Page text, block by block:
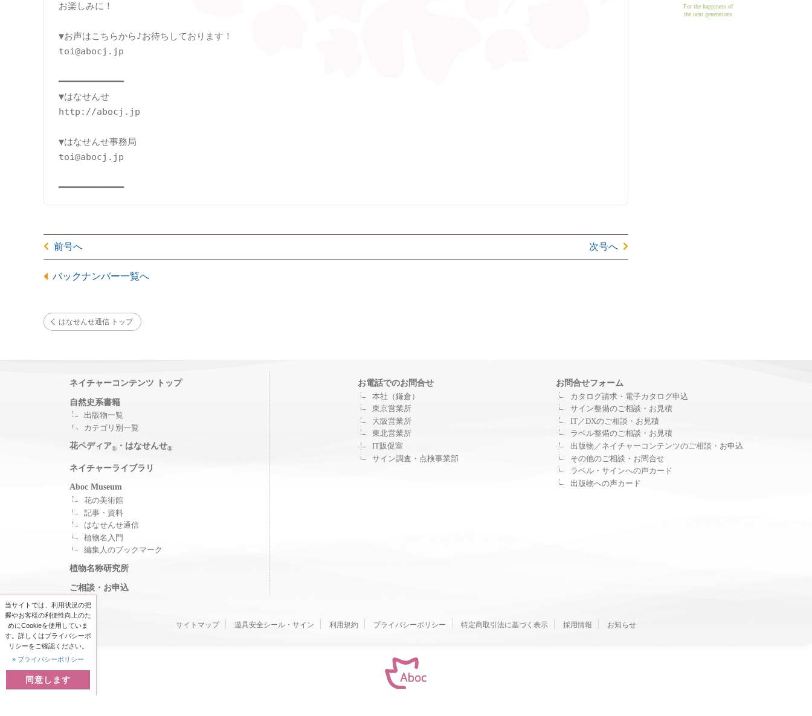
当サイトでは、利用状況の把
握やお客様の利便性向上のた
めにCookieを使用していま
す。詳しくはプライバシーポ
リシーをご確認ください。
» プライバシーポリシー
同意します
お楽しみに！
▼お声はこちらから♪お待ちしております！
toi@abocj.jp
━━━━━━━━━━━━
▼はなせんせ
http://abocj.jp
▼はなせんせ事務局
toi@abocj.jp
前号へ 次号へ
バックナンバー一覧へ
はなせんせ通信 トップ
For the happiness of
the next generations
ネイチャーコンテンツ トップ
自然史系書籍
出版物一覧
カテゴリ別一覧
花ペディア®・はなせんせ®
ネイチャーライブラリ
Aboc Museum
花の美術館
記事・資料
はなせんせ通信
植物名入門
編集人のブックマーク
植物名称研究所
ご相談・お申込
お電話でのお問合せ
本社（鎌倉）
東京営業所
大阪営業所
東北営業所
IT販促室
サイン調査・点検事業部
お問合せフォーム
カタログ請求・電子カタログ申込
サイン整備のご相談・お見積
IT／DXのご相談・お見積
ラベル整備のご相談・お見積
出版物／ネイチャーコンテンツのご相談・お申込
その他のご相談・お問合せ
ラベル・サインへの声カード
出版物への声カード
サイトマップ 遊具安全シール・サイン 利用規約 プライバシーポリシー 特定商取引法に基づく表示 採用情報 お知らせ